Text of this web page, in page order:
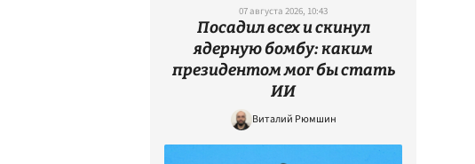
07 августа 2026, 10:43
Посадил всех и скинул
ядерную бомбу: каким
президентом мог бы стать
ИИ
Виталий Рюмшин